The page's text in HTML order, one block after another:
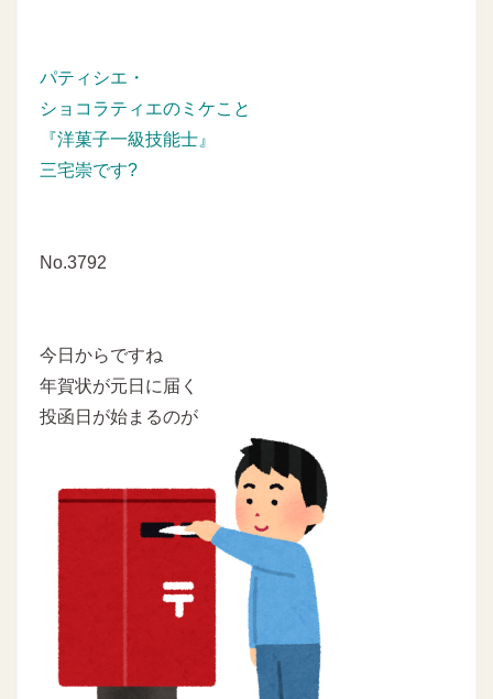
パティシエ・
ショコラティエのミケこと
『洋菓子一級技能士』
三宅崇です?
No.3792
今日からですね
年賀状が元日に届く
投函日が始まるのが